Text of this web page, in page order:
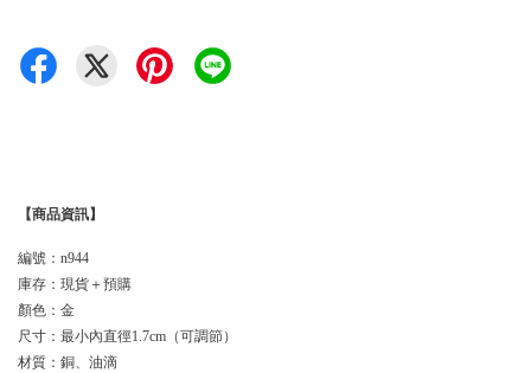
【商品資訊】
編號：n944
庫存：現貨＋預購
顏色：金
尺寸：最小內直徑1.7cm（可調節）
材質：銅、油滴